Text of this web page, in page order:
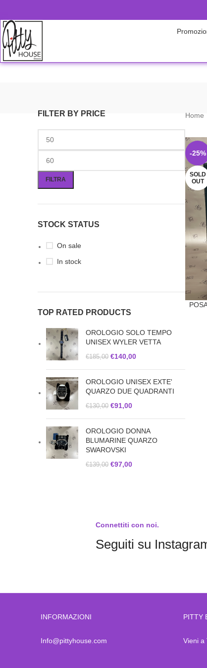
FILTER BY PRICE
FILTRA
STOCK STATUS
On sale
In stock
TOP RATED PRODUCTS
OROLOGIO SOLO TEMPO
UNISEX WYLER VETTA
€185,00 €140,00
OROLOGIO UNISEX EXTE'
QUARZO DUE QUADRANTI
€130,00 €91,00
OROLOGIO DONNA
BLUMARINE QUARZO
SWAROVSKI
€139,00 €97,00
Home
-25%
SOLD
OUT
Connettiti con noi.
Seguiti su
INFORMAZIONI
Info@pittyhouse.com
PITTY
Vieni a